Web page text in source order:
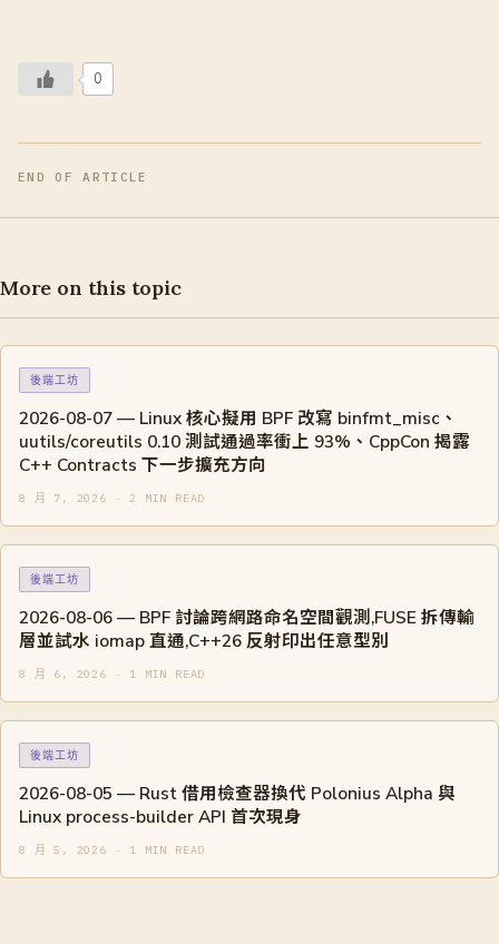
0
END OF ARTICLE
More on this topic
後端工坊
2026-08-07 — Linux 核心擬用 BPF 改寫 binfmt_misc、
uutils/coreutils 0.10 測試通過率衝上 93%、CppCon 揭露
C++ Contracts 下一步擴充方向
8 月 7, 2026 · 2 MIN READ
後端工坊
2026-08-06 — BPF 討論跨網路命名空間觀測,FUSE 拆傳輸
層並試水 iomap 直通,C++26 反射印出任意型別
8 月 6, 2026 · 1 MIN READ
後端工坊
2026-08-05 — Rust 借用檢查器換代 Polonius Alpha 與
Linux process-builder API 首次現身
8 月 5, 2026 · 1 MIN READ